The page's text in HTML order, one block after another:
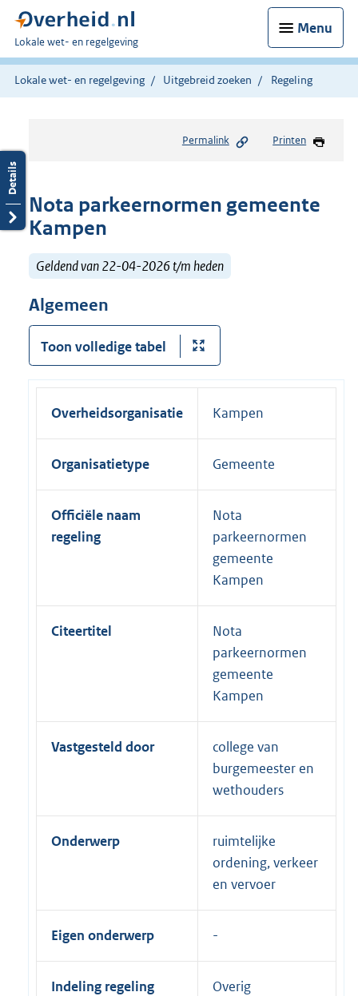
Menu
U
bent
hier:
Lokale wet- en regelgeving
Lokale wet- en regelgeving Uitgebreid zoeken Regeling
Permalink Printen
Nota parkeernormen gemeente
Kampen
Geldend van 22-04-2026 t/m heden
Algemeen
Toon volledige tabel
Overheidsorganisatie Kampen
Organisatietype Gemeente
Officiële naam
regeling
Nota
parkeernormen
gemeente
Kampen
Citeertitel
Nota
parkeernormen
gemeente
Kampen
Vastgesteld door
college van
burgemeester en
wethouders
Onderwerp
ruimtelijke
ordening, verkeer
en vervoer
Eigen onderwerp
Indeling regeling Overig